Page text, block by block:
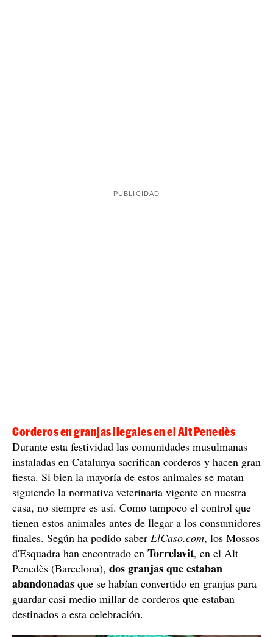
Corderos en granjas ilegales en el Alt Penedès
Durante esta festividad las comunidades musulmanas
instaladas en Catalunya sacrifican corderos y hacen gran
fiesta. Si bien la mayoría de estos animales se matan
siguiendo la normativa veterinaria vigente en nuestra
casa, no siempre es así. Como tampoco el control que
tienen estos animales antes de llegar a los consumidores
finales. Según ha podido saber ElCaso.com, los Mossos
d'Esquadra han encontrado en Torrelavit, en el Alt
Penedès (Barcelona), dos granjas que estaban
abandonadas que se habían convertido en granjas para
guardar casi medio millar de corderos que estaban
destinados a esta celebración.